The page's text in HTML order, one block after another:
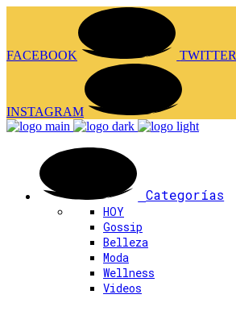
FACEBOOK TWITTER
INSTAGRAM
Categorías
HOY
Gossip
Belleza
Moda
Wellness
Videos